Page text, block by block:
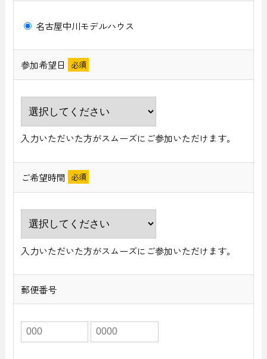
名古屋中川モデルハウス
参加希望日
入力いただいた方がスムーズにご参加いただけます。
ご希望時間
入力いただいた方がスムーズにご参加いただけます。
郵便番号